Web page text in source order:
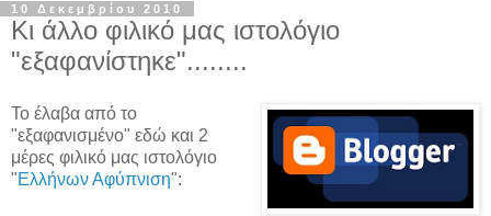
10 Δεκεμβρίου 2010
Κι άλλο φιλικό μας ιστολόγιο
"εξαφανίστηκε"........
Το έλαβα από το
"εξαφανισμένο" εδώ και 2
μέρες φιλικό μας ιστολόγιο
"Ελλήνων Αφύπνιση":